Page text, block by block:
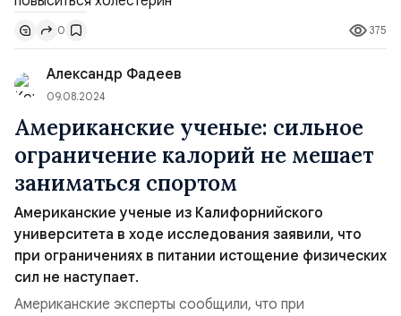
питания. По её словам, основа кремлёвской диеты
заключается в сокращении углеводов и увеличении
белков, что должно было повысить продуктивность
политиков. Уменьшен...
0 375
Александр Фадеев
09.08.2024
Американские ученые: сильное
ограничение калорий не мешает
заниматься спортом
Американские ученые из Калифорнийского
университета в ходе исследования заявили, что
при ограничениях в питании истощение физических
сил не наступает.
Американские эксперты сообщили, что при